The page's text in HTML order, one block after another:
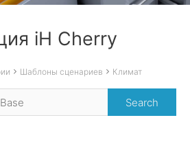
iH Cherry
Шаблоны сценариев Климат